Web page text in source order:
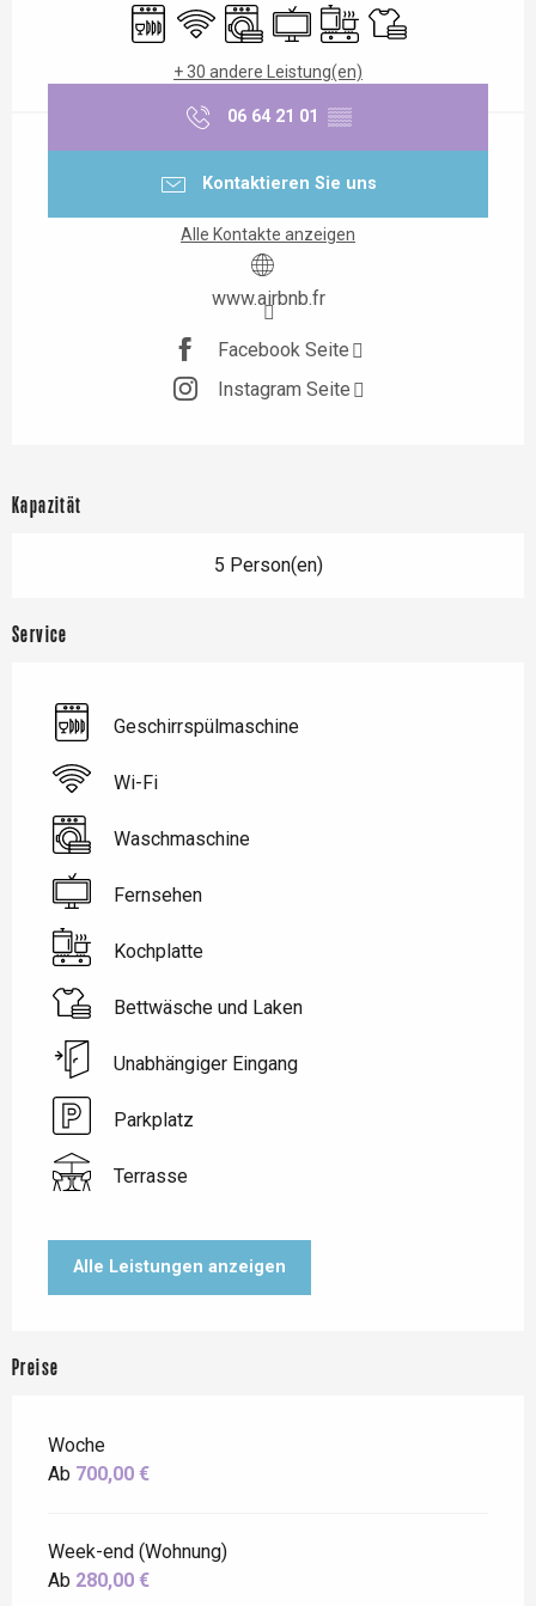
Geschirrspülmaschine
Wi-Fi Waschmaschine
FernsehenKochplatteBettwäsche und
+ 30 andere Leistung(en)
06 64 21 01 ▒▒
Kontaktieren Sie uns
Alle Kontakte anzeigen
www.airbnb.fr
Facebook Seite
Instagram Seite
Kapazität
5 Person(en)
Service
Geschirrspülmaschine
Wi-Fi
Waschmaschine
Fernsehen
Kochplatte
Bettwäsche und Laken
Unabhängiger Eingang
Parkplatz
Terrasse
Alle Leistungen anzeigen
Preise
Woche
Ab 700,00 €
Week-end (Wohnung)
Ab 280,00 €